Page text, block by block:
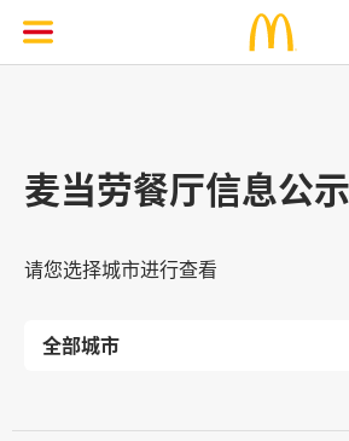
麦当劳餐厅信息公示
请您选择城市进行查看